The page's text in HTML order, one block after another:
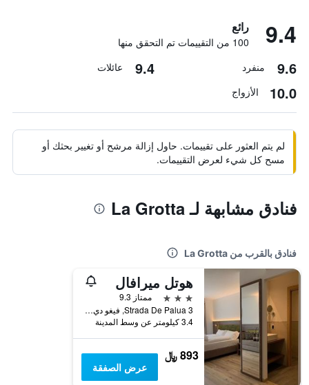
9.4 رائع
100 من التقييمات تم التحقق منها
9.6 منفرد 9.4 عائلات
10.0 الأزواج
لم يتم العثور على تقييمات. حاول إزالة مرشح أو تغيير بحثك أو
مسح كل شيء لعرض التقييمات.
فنادق مشابهة لـ La Grotta
فنادق بالقرب من La Grotta
هوتل ميرافال
3 نجوم
ممتاز 9.3
Strada De Palua 3, فيغو دي فاسا, مقاطعة ترينتو, إيطاليا
3.4 كيلومتر عن وسط المدينة
893 ﷼
عرض الصفقة